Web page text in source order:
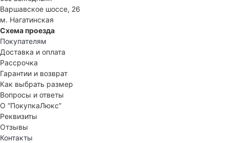
Варшавское шоссе, 26
м. Нагатинская
Схема проезда
Покупателям
Доставка и оплата
Рассрочка
Гарантии и возврат
Как выбрать размер
Вопросы и ответы
О “ПокупкаЛюкс”
Реквизиты
Отзывы
Контакты